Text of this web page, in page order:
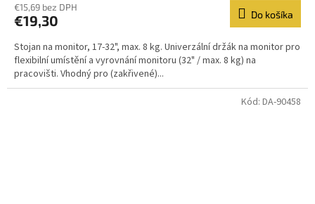
€15,69 bez DPH
€19,30 Do košíka
Stojan na monitor, 17-32", max. 8 kg. Univerzální držák na monitor pro
flexibilní umístění a vyrovnání monitoru (32" / max. 8 kg) na
pracovišti. Vhodný pro (zakřivené)...
Kód: DA-90458